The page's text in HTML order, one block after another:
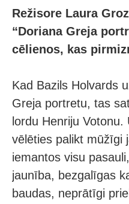
Režisore Laura
“Doriana Greja
cēlienos, kas
Kad Bazils Holvards
Greja portretu, tas
lordu Henriju
vēlēties palikt mūžīgi
iemantos visu
jaunība, bezgalīgas
baudas, neprātīgi